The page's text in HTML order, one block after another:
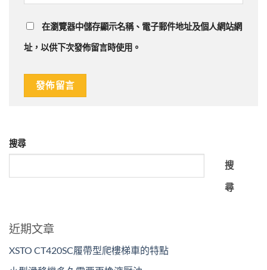
在瀏覽器中儲存顯示名稱、電子郵件地址及個人網站網
址，以供下次發佈留言時使用。
搜尋
搜
尋
近期文章
XSTO CT420SC履帶型爬樓梯車的特點